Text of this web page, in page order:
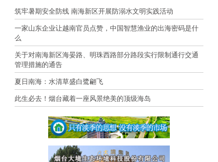
筑牢暑期安全防线 南海新区开展防溺水文明实践活动
一家山东企业让越南官员点赞，中国智慧渔业的出海密码是什
么
关于对南海新区海晏路、明珠西路部分路段实行限制通行交通
管理措施的通告
夏日南海：水清草盛白鹭翩飞
此生必去！烟台藏着一座风景绝美的顶级海岛